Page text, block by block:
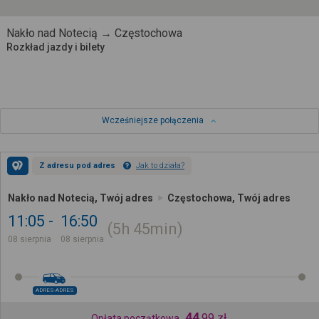
Nakło nad Notecią → Częstochowa
Rozkład jazdy i bilety
Wcześniejsze połączenia
Z adresu pod adres Jak to działa?
Nakło nad Notecią, Twój adres Częstochowa, Twój adres
11:05
08 sierpnia
16:50
08 sierpnia
5h 45min
ADRES-ADRES